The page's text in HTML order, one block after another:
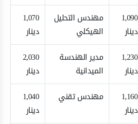
1,090
دينار
مهندس التحليل
الهيكلي
1,070
دينار
1,230
دينار
مدير الهندسة
الميدانية
2,030
دينار
1,160
دينار
مهندس تقني
1,040
دينار